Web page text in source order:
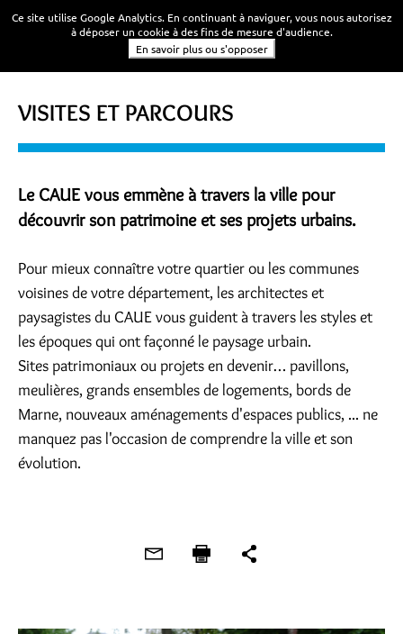
VISITES ET PARCOURS
Le CAUE vous emmène à travers la ville pour
découvrir son patrimoine et ses projets urbains.
Pour mieux connaître votre quartier ou les communes
voisines de votre département, les architectes et
paysagistes du CAUE vous guident à travers les styles et
les époques qui ont façonné le paysage urbain.
Sites patrimoniaux ou projets en devenir… pavillons,
meulières, grands ensembles de logements, bords de
Marne, nouveaux aménagements d'espaces publics, ... ne
manquez pas l'occasion de comprendre la ville et son
évolution.
Ce site utilise Google Analytics. En continuant à naviguer, vous nous autorisez
à déposer un cookie à des fins de mesure d'audience.
En savoir plus ou s'opposer